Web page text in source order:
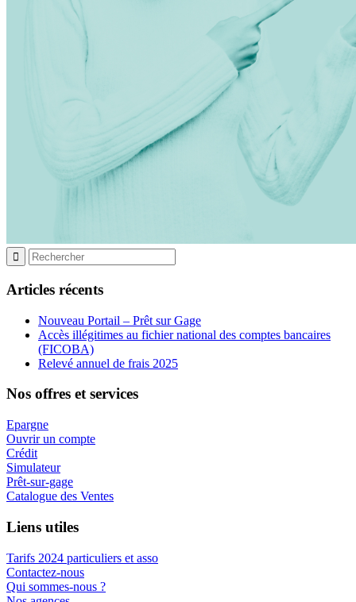
Articles récents
Nouveau Portail – Prêt sur Gage
Accès illégitimes au fichier national des comptes bancaires
(FICOBA)
Relevé annuel de frais 2025
Nos offres et services
Epargne
Ouvrir un compte
Crédit
Simulateur
Prêt-sur-gage
Catalogue des Ventes
Liens utiles
Tarifs 2024 particuliers et asso
Contactez-nous
Qui sommes-nous ?